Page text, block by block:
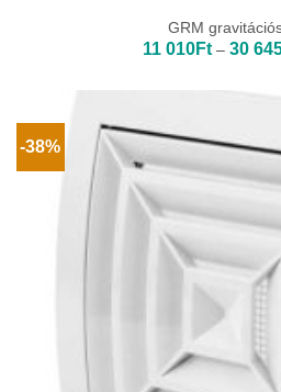
GRM
11 010Ft – 30
-38%